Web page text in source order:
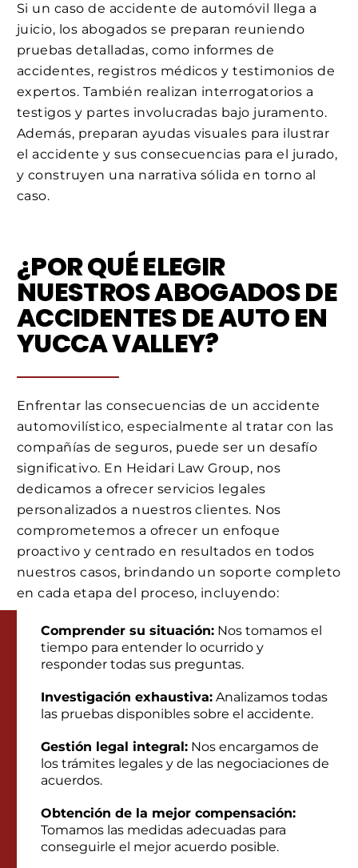
Si un caso de accidente de automóvil llega a
juicio, los abogados se preparan reuniendo
pruebas detalladas, como informes de
accidentes, registros médicos y testimonios de
expertos. También realizan interrogatorios a
testigos y partes involucradas bajo juramento.
Además, preparan ayudas visuales para ilustrar
el accidente y sus consecuencias para el jurado,
y construyen una narrativa sólida en torno al
caso.
¿POR QUÉ ELEGIR
NUESTROS ABOGADOS DE
ACCIDENTES DE AUTO EN
YUCCA VALLEY?
Enfrentar las consecuencias de un accidente
automovilístico, especialmente al tratar con las
compañías de seguros, puede ser un desafío
significativo. En Heidari Law Group, nos
dedicamos a ofrecer servicios legales
personalizados a nuestros clientes. Nos
comprometemos a ofrecer un enfoque
proactivo y centrado en resultados en todos
nuestros casos, brindando un soporte completo
en cada etapa del proceso, incluyendo:
Comprender su situación: Nos tomamos el
tiempo para entender lo ocurrido y
responder todas sus preguntas.
Investigación exhaustiva: Analizamos todas
las pruebas disponibles sobre el accidente.
Gestión legal integral: Nos encargamos de
los trámites legales y de las negociaciones de
acuerdos.
Obtención de la mejor compensación:
Tomamos las medidas adecuadas para
conseguirle el mejor acuerdo posible.